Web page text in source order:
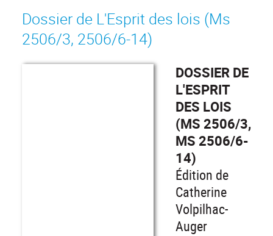
Dossier de L'Esprit des lois (Ms
2506/3, 2506/6-14)
DOSSIER DE
L'ESPRIT
DES LOIS
(MS 2506/3,
MS 2506/6-
14)
Édition de
Catherine
Volpilhac-
Auger